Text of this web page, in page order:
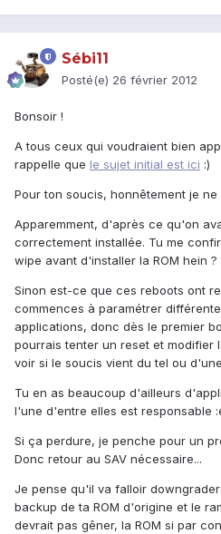
Sébi11
Posté(e) 26 février 2012
Bonsoir !
A tous ceux qui voudraient bien
rappelle que le sujet initial est ici :)
Pour ton soucis, honnêtement je ne
Apparemment, d'après ce qu'on
correctement installée. Tu me
wipe avant d'installer la ROM hein ?
Sinon est-ce que ces reboots ont
commences à paramétrer
applications, donc dès le premier
pourrais tenter un reset et modifier
voir si le soucis vient du tel ou
Tu en as beaucoup d'ailleurs
l'une d'entre elles est responsable
Si ça perdure, je penche pour un
Donc retour au SAV nécessaire...
Je pense qu'il va falloir
backup de ta ROM d'origine et le
devrait pas gêner, la ROM si par